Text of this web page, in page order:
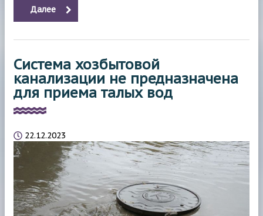
Далее
Система хозбытовой
канализации не предназначена
для приема талых вод
22.12.2023